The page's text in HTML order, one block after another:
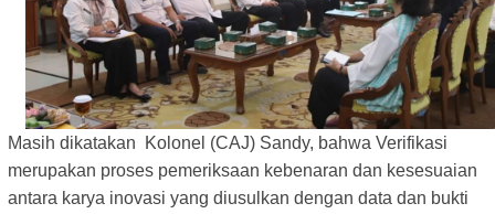
Masih dikatakan Kolonel (CAJ) Sandy, bahwa Verifikasi
merupakan proses pemeriksaan kebenaran dan kesesuaian
antara karya inovasi yang diusulkan dengan data dan bukti